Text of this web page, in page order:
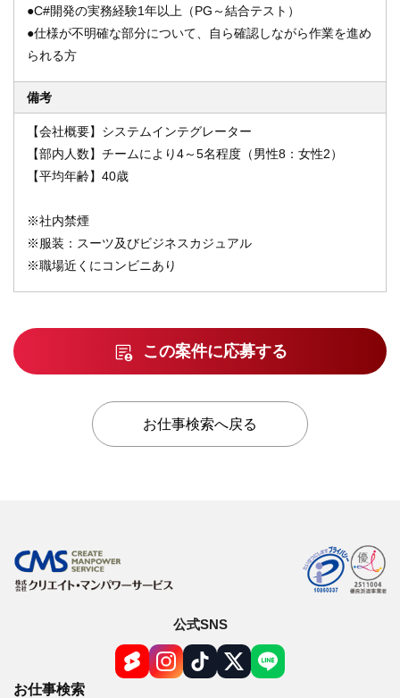
●C#開発の実務経験1年以上（PG～結合テスト）
●仕様が不明確な部分について、自ら確認しながら作業を進め
られる方
備考
【会社概要】システムインテグレーター
【部内人数】チームにより4～5名程度（男性8：女性2）
【平均年齢】40歳
※社内禁煙
※服装：スーツ及びビジネスカジュアル
※職場近くにコンビニあり
この案件に応募する
お仕事検索へ戻る
公式SNS
お仕事検索